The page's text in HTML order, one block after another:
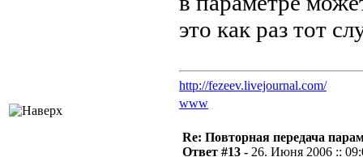
это как раз тот
http://fezeev.livejournal.com/
www
Re: Повторная передача
Ответ #13 - 26. Июня 2006 ::